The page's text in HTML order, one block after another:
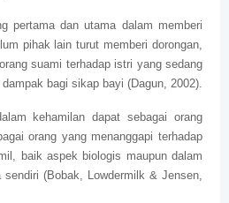
pertama dan utama dalam memberi
pihak lain turut memberi dorongan,
suami terhadap istri yang sedang
bagi sikap bayi (Dagun, 2002).
kehamilan dapat sebagai orang
orang yang menanggapi terhadap
baik aspek biologis maupun dalam
sendiri (Bobak, Lowdermilk & Jensen,